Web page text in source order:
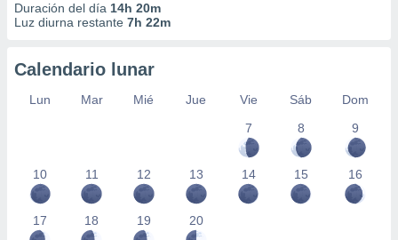
Duración del día 14h 20m
Luz diurna restante 7h 22m
Calendario lunar
Lun Mar Mié Jue Vie Sáb
Dom
7
8 9
10 11 12 13 14 15 16
17 18 19 20